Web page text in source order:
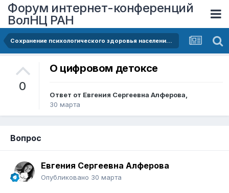
Форум интернет-конференций
ВолНЦ РАН
Сохранение психологического здоровья населения в условиях переизбытка негативной информации
0
О цифровом детоксе
Ответ от Евгения Сергеевна Алферова,
30 марта
Вопрос
Евгения Сергеевна Алферова
Опубликовано 30 марта